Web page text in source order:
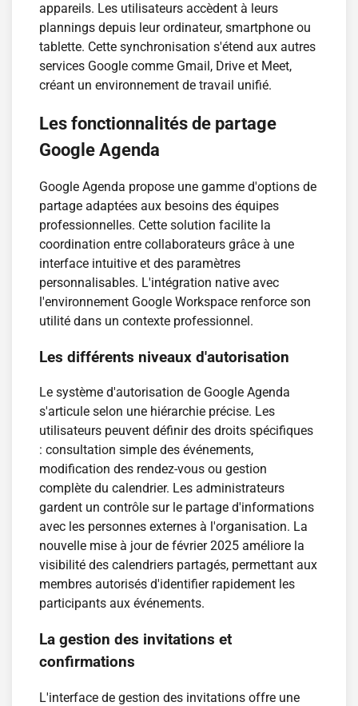
appareils. Les utilisateurs accèdent à leurs
plannings depuis leur ordinateur, smartphone ou
tablette. Cette synchronisation s'étend aux autres
services Google comme Gmail, Drive et Meet,
créant un environnement de travail unifié.
Les fonctionnalités de partage
Google Agenda
Google Agenda propose une gamme d'options de
partage adaptées aux besoins des équipes
professionnelles. Cette solution facilite la
coordination entre collaborateurs grâce à une
interface intuitive et des paramètres
personnalisables. L'intégration native avec
l'environnement Google Workspace renforce son
utilité dans un contexte professionnel.
Les différents niveaux d'autorisation
Le système d'autorisation de Google Agenda
s'articule selon une hiérarchie précise. Les
utilisateurs peuvent définir des droits spécifiques
: consultation simple des événements,
modification des rendez-vous ou gestion
complète du calendrier. Les administrateurs
gardent un contrôle sur le partage d'informations
avec les personnes externes à l'organisation. La
nouvelle mise à jour de février 2025 améliore la
visibilité des calendriers partagés, permettant aux
membres autorisés d'identifier rapidement les
participants aux événements.
La gestion des invitations et
confirmations
L'interface de gestion des invitations offre une